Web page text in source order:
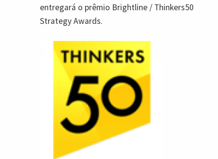
entregará o prêmio Brightline / Thinkers50
Strategy Awards.